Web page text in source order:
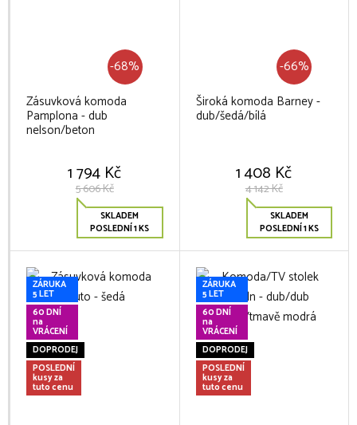
-68%
Zásuvková komoda
Pamplona - dub
nelson/beton
1 794 Kč
5 606 Kč
SKLADEM
POSLEDNÍ 1 KS
-66%
Široká komoda Barney -
dub/šedá/bílá
1 408 Kč
4 142 Kč
SKLADEM
POSLEDNÍ 1 KS
ZÁRUKA
5 LET
60 DNÍ
na
VRÁCENÍ
DOPRODEJ
POSLEDNÍ
kusy za
tuto cenu
ZÁRUKA
5 LET
60 DNÍ
na
VRÁCENÍ
DOPRODEJ
POSLEDNÍ
kusy za
tuto cenu